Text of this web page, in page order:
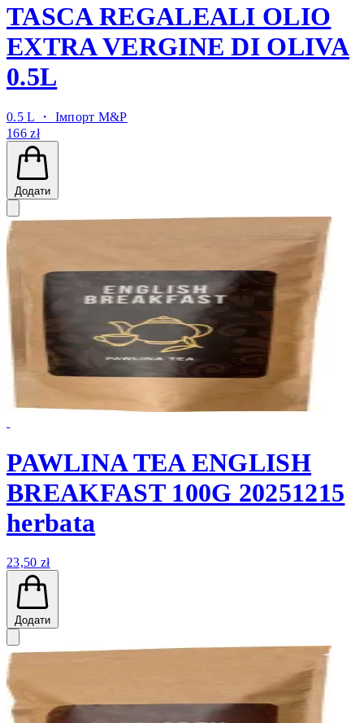
TASCA REGALEALI OLIO
EXTRA VERGINE DI OLIVA
0.5L
0.5 L ・ Імпорт M&P
166 zł
Додати
PAWLINA TEA ENGLISH
BREAKFAST 100G 20251215
herbata
23,50 zł
Додати